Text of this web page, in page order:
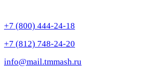
+7 (800) 444-24-18
+7 (812) 748-24-20
info@mail.tmmash.ru